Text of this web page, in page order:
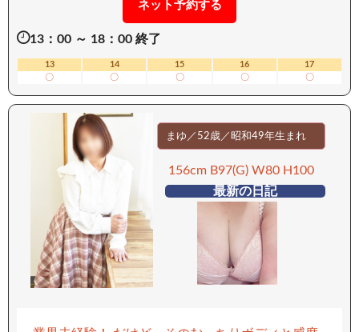
けで心臓が高鳴るような興奮をもたらします。 彼
女の濃厚フェラは一度体験すれば忘れられない…と
評判らしく 愛嬌たっぷりのサービスで、まるで恋
人のように寄り添ってくれるその姿は、理性を溶
かすほどの甘美なひとときです。 なおみさんの受
け身好きな性格は、あなたのリードを待ち望んで
いるかのように心地よい安心感を与えてくれま
し！ 潮吹きの瞬間は、なおみさんの感情の高まり
をダイレクトに感じることができ 更にその魅力を
引き立てます。 この特別な体験を、ぜひあなたの
目で確かめてください。 一度会えば、その虜にな
ること間違いありません。 濃密な時間を体感して
ください！ ーーーーーーーーーー 【移動手段：電
ネット予約する
13：00 ～ 18：00 終了
13
〇
14
〇
15
〇
16
〇
17
〇
まゆ／52歳／昭和49年生まれ
156cm B97(G) W80 H100
最新の日記